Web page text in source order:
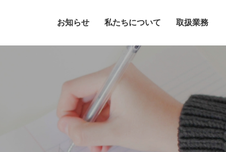
お知らせ 私たちについて 取扱業務